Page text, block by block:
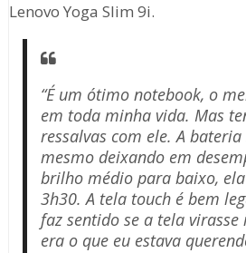
Lenovo Yoga Slim 9i.
“É um ótimo notebook, o
em toda minha vida. Mas
ressalvas com ele. A
mesmo deixando em
brilho médio para baixo,
3h30. A tela touch é bem
faz sentido se a tela
era o que eu estava